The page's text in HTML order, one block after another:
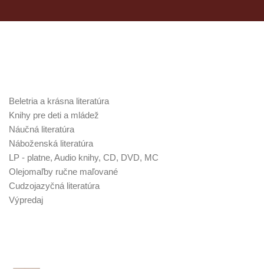
Beletria a krásna literatúra
Knihy pre deti a mládež
Náučná literatúra
Náboženská literatúra
LP - platne, Audio knihy, CD, DVD, MC
Olejomaľby ručne maľované
Cudzojazyčná literatúra
Výpredaj